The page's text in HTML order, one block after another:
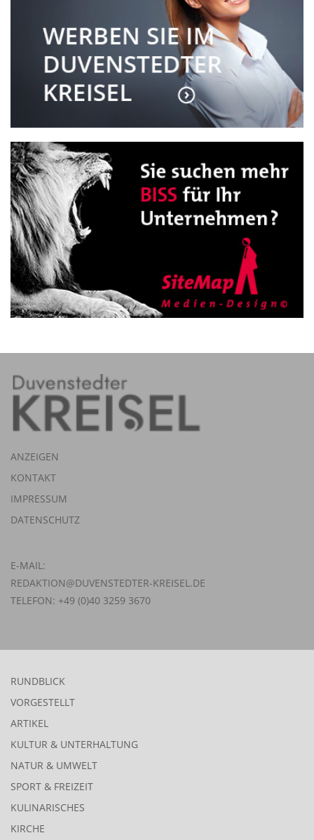
ANZEIGEN
KONTAKT
IMPRESSUM
DATENSCHUTZ
E-MAIL:
REDAKTION@DUVENSTEDTER-KREISEL.DE
TELEFON: +49 (0)40 3259 3670
RUNDBLICK
VORGESTELLT
ARTIKEL
KULTUR & UNTERHALTUNG
NATUR & UMWELT
SPORT & FREIZEIT
KULINARISCHES
KIRCHE